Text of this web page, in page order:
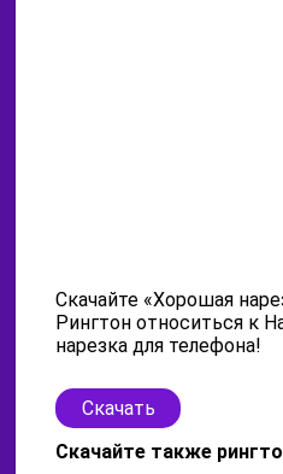
Скачайте «Хорошая
Рингтон относиться к
нарезка для телефона!
Скачать
Скачайте также